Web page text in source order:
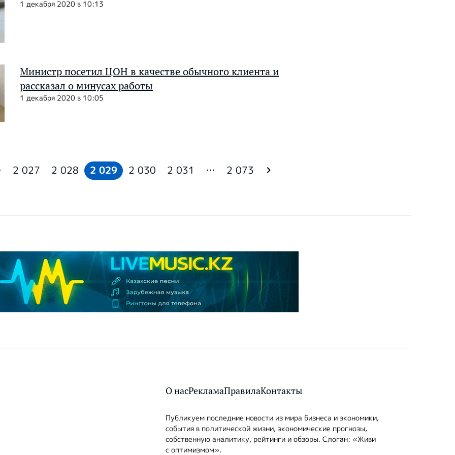
1 декабря 2020 в 10:13
Министр посетил ЦОН в качестве обычного клиента и
рассказал о минусах работы
1 декабря 2020 в 10:05
2 027 2 028 2 029 2 030 2 031 … 2 073
О насРекламаПравилаКонтакты
Публикуем последние новости из мира бизнеса и экономики,
события в политической жизни, экономические прогнозы,
собственную аналитику, рейтинги и обзоры. Слоган: «Живи
с оптимизмом».